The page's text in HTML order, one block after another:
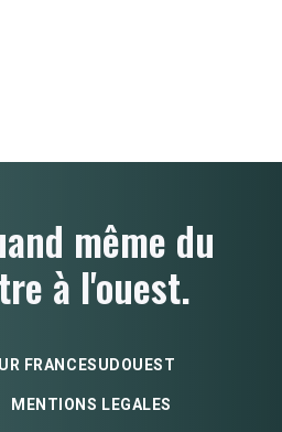
même du
à l'ouest.
FRANCESUDOUEST
MENTIONS LEGALES